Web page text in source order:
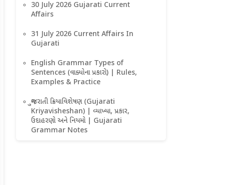
30 July 2026 Gujarati Current
Affairs
31 July 2026 Current Affairs In
Gujarati
English Grammar Types of
Sentences (વાક્યોના પ્રકારો) | Rules,
Examples & Practice
ગુજરાતી ક્રિયાવિશેષણ (Gujarati
Kriyavisheshan) | વ્યાખ્યા, પ્રકાર,
ઉદાહરણો અને નિયમો | Gujarati
Grammar Notes